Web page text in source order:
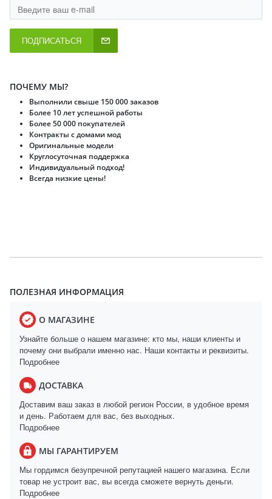
ПОДПИСАТЬСЯ
ПОЧЕМУ МЫ?
Выполнили свыше 150 000 заказов
Более 10 лет успешной работы
Более 50 000 покупателей
Контракты с домами мод
Оригинальные модели
Круглосуточная поддержка
Индивидуальный подход!
Всегда низкие цены!
ПОЛЕЗНАЯ ИНФОРМАЦИЯ
О МАГАЗИНЕ
Узнайте больше о нашем магазине: кто мы, наши клиенты и
почему они выбрали именно нас. Наши контакты и реквизиты.
Подробнее
ДОСТАВКА
Доставим ваш заказ в любой регион России, в удобное время
и день. Работаем для вас, без выходных.
Подробнее
МЫ ГАРАНТИРУЕМ
Мы гордимся безупречной репутацией нашего магазина. Если
товар не устроит вас, вы всегда сможете вернуть деньги.
Подробнее